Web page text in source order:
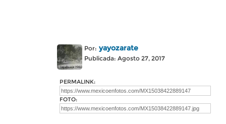
Por: yayozarate
Publicada: Agosto 27, 2017
PERMALINK:
FOTO: